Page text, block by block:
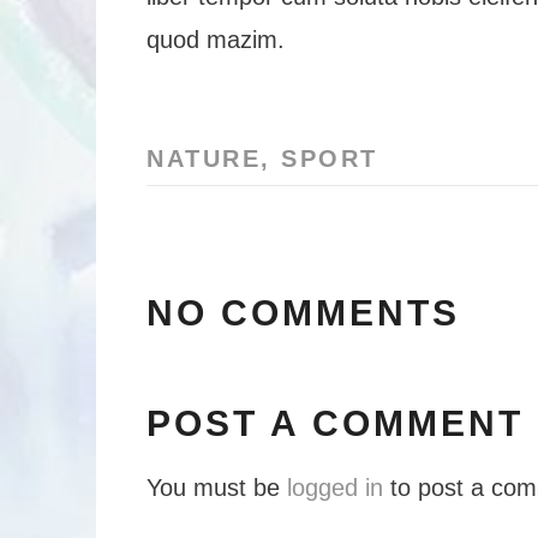
quod mazim.
NATURE, SPORT
NO COMMENTS
POST A COMMENT
You must be logged in to post a